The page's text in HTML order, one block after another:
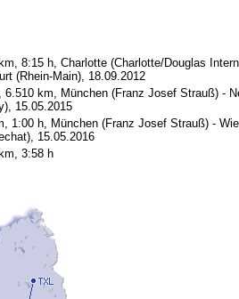
8:15 h, Charlotte (Charlotte/Douglas
(Rhein-Main), 18.09.2012
6.510 km, München (Franz Josef Strauß) -
15.05.2015
1:00 h, München (Franz Josef Strauß) -
15.05.2016
3:58 h